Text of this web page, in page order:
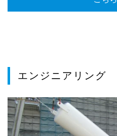
エンジニアリング